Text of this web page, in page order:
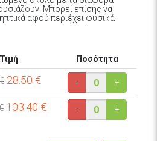
Μπορεί επίσης να
αφού περιέχει φυσικά
Τιμή
Ποσότητα
28.50 € - +
103.40 € - +